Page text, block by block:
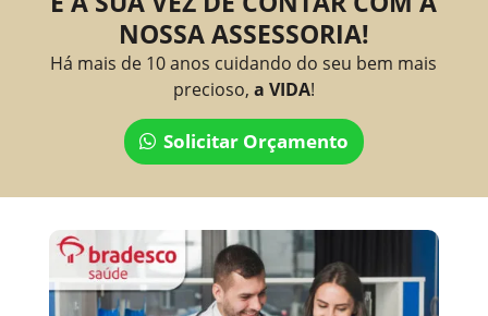
NOSSA ASSESSORIA!
Há mais de 10 anos cuidando do seu bem mais
precioso, a VIDA!
Solicitar Orçamento